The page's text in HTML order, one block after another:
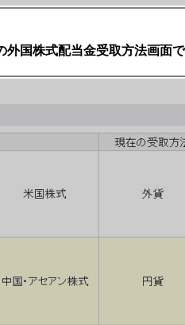
外国株式配当金受取方法画面